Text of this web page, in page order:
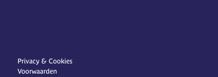
Privacy & Cookies
Voorwaarden